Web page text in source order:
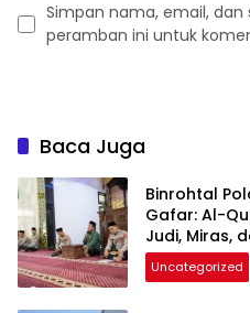
Simpan nama, email, dan
peramban ini untuk
Baca Juga
Binrohtal
Gafar: Al-
Judi, Miras,
Uncategorized